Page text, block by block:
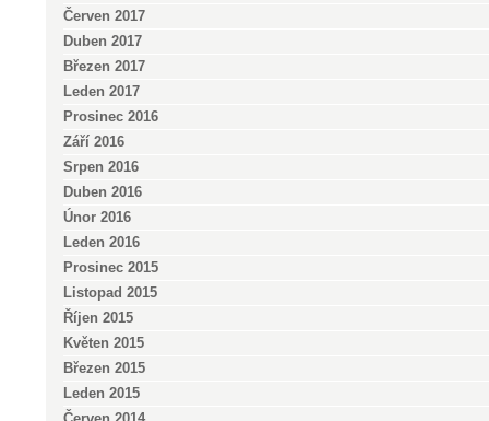
Červen 2017
Duben 2017
Březen 2017
Leden 2017
Prosinec 2016
Září 2016
Srpen 2016
Duben 2016
Únor 2016
Leden 2016
Prosinec 2015
Listopad 2015
Říjen 2015
Květen 2015
Březen 2015
Leden 2015